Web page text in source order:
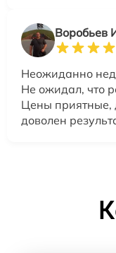
Воробьев
Неожиданно
Не ожидал, что
Цены приятные,
доволен